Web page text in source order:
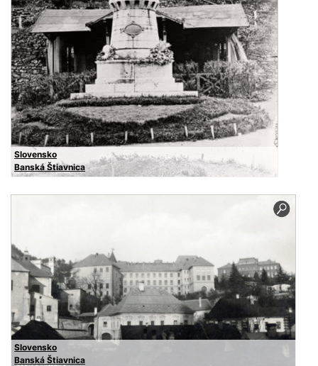
Slovensko
Banská Štiavnica
Slovensko
Banská Štiavnica